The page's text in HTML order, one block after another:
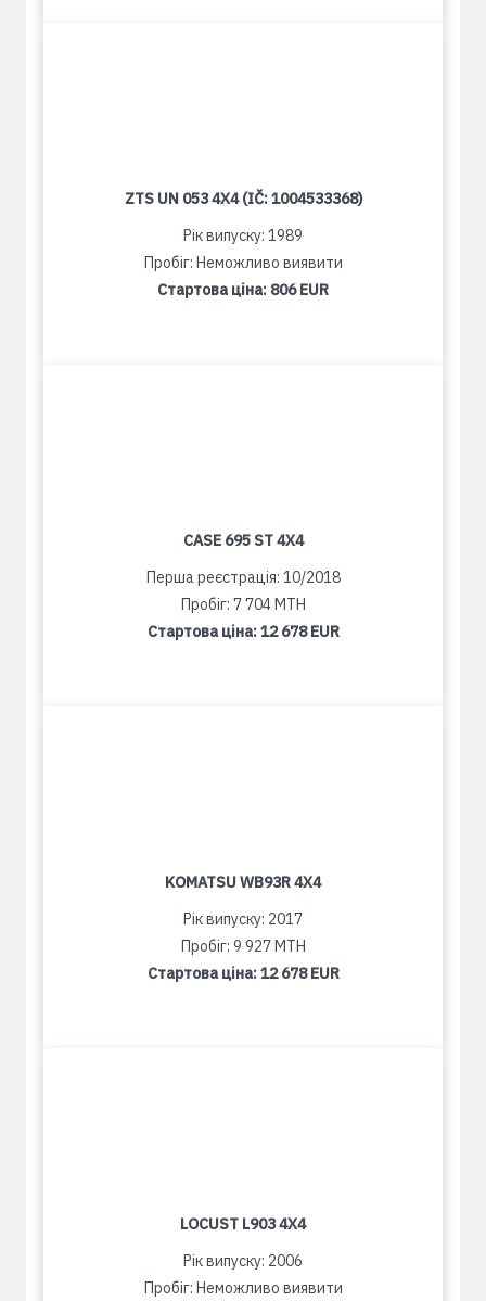
ZTS UN 053 4X4 (IČ: 1004533368)
Рік випуску: 1989
Пробіг: Неможливо виявити
Стартова ціна: 806 EUR
CASE 695 ST 4X4
Перша реєстрація: 10/2018
Пробіг: 7 704 MTH
Стартова ціна:12 678 EUR
KOMATSU WB93R 4X4
Рік випуску: 2017
Пробіг: 9 927 MTH
Стартова ціна:12 678 EUR
LOCUST L903 4X4
Рік випуску: 2006
Пробіг: Неможливо виявити